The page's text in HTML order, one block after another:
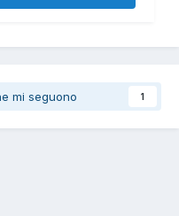
mi seguono 1